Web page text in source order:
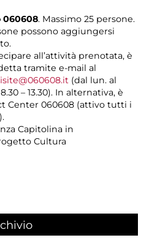
060608. Massimo 25 persone.
possono aggiungersi
all’attività prenotata, è
tramite e-mail al
(dal lun. al
– 13.30). In alternativa, è
Center 060608 (attivo tutti i
Capitolina in
Cultura